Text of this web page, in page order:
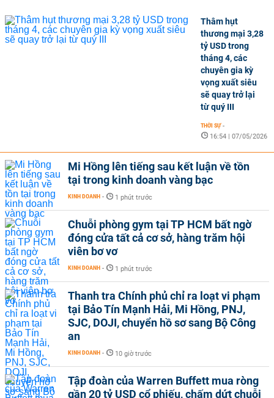
Thâm hụt
thương mại 3,28
tỷ USD trong
tháng 4, các
chuyên gia kỳ
vọng xuất siêu
sẽ quay trở lại
từ quý III
THỜI SỰ -
16:54 | 07/05/2026
Mi Hồng lên tiếng sau kết luận về tồn
tại trong kinh doanh vàng bạc
KINH DOANH - 1 phút trước
Chuỗi phòng gym tại TP HCM bất ngờ
đóng cửa tất cả cơ sở, hàng trăm hội
viên bơ vơ
KINH DOANH - 1 phút trước
Thanh tra Chính phủ chỉ ra loạt vi phạm
tại Bảo Tín Mạnh Hải, Mi Hồng, PNJ,
SJC, DOJI, chuyển hồ sơ sang Bộ Công
an
KINH DOANH - 10 giờ trước
Tập đoàn của Warren Buffett mua ròng
gần 20 tỷ USD cổ phiếu, chấm dứt chuỗi